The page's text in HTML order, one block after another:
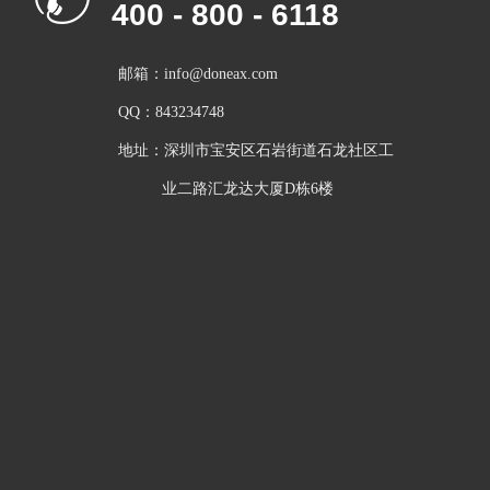
400 - 800 - 6118
邮箱：info@doneax.com
QQ：843234748
地址：深圳市宝安区石岩街道石龙社区工
          业二路汇龙达大厦D栋6楼